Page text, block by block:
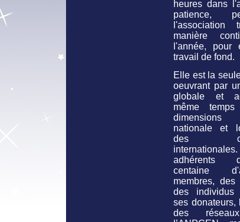
heures dans
patience,
l'association
manière
l'année, pour
travail de fond.
Elle est la
oeuvrant par
globale et
même
nationale et
des
adhérents
centaine
membres, des
des individus
ses donateurs,
des